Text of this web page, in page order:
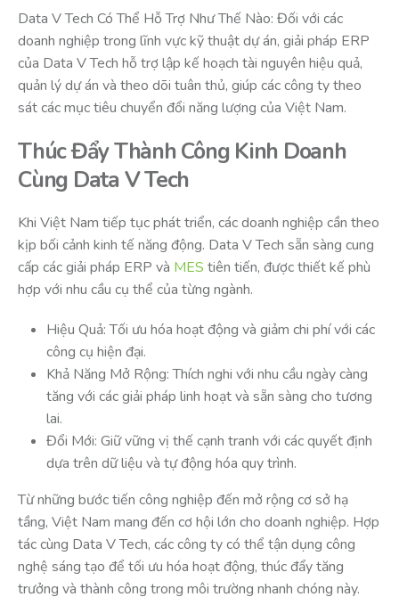
Data V Tech Có Thể Hỗ Trợ Như Thế Nào: Đối với các
doanh nghiệp trong lĩnh vực kỹ thuật dự án, giải pháp ERP
của Data V Tech hỗ trợ lập kế hoạch tài nguyên hiệu quả,
quản lý dự án và theo dõi tuân thủ, giúp các công ty theo
sát các mục tiêu chuyển đổi năng lượng của Việt Nam.
Thúc Đẩy Thành Công Kinh Doanh
Cùng Data V Tech
Khi Việt Nam tiếp tục phát triển, các doanh nghiệp cần theo
kịp bối cảnh kinh tế năng động. Data V Tech sẵn sàng cung
cấp các giải pháp ERP và MES tiên tiến, được thiết kế phù
hợp với nhu cầu cụ thể của từng ngành.
Hiệu Quả: Tối ưu hóa hoạt động và giảm chi phí với các
công cụ hiện đại.
Khả Năng Mở Rộng: Thích nghi với nhu cầu ngày càng
tăng với các giải pháp linh hoạt và sẵn sàng cho tương
lai.
Đổi Mới: Giữ vững vị thế cạnh tranh với các quyết định
dựa trên dữ liệu và tự động hóa quy trình.
Từ những bước tiến công nghiệp đến mở rộng cơ sở hạ
tầng, Việt Nam mang đến cơ hội lớn cho doanh nghiệp. Hợp
tác cùng Data V Tech, các công ty có thể tận dụng công
nghệ sáng tạo để tối ưu hóa hoạt động, thúc đẩy tăng
trưởng và thành công trong môi trường nhanh chóng này.